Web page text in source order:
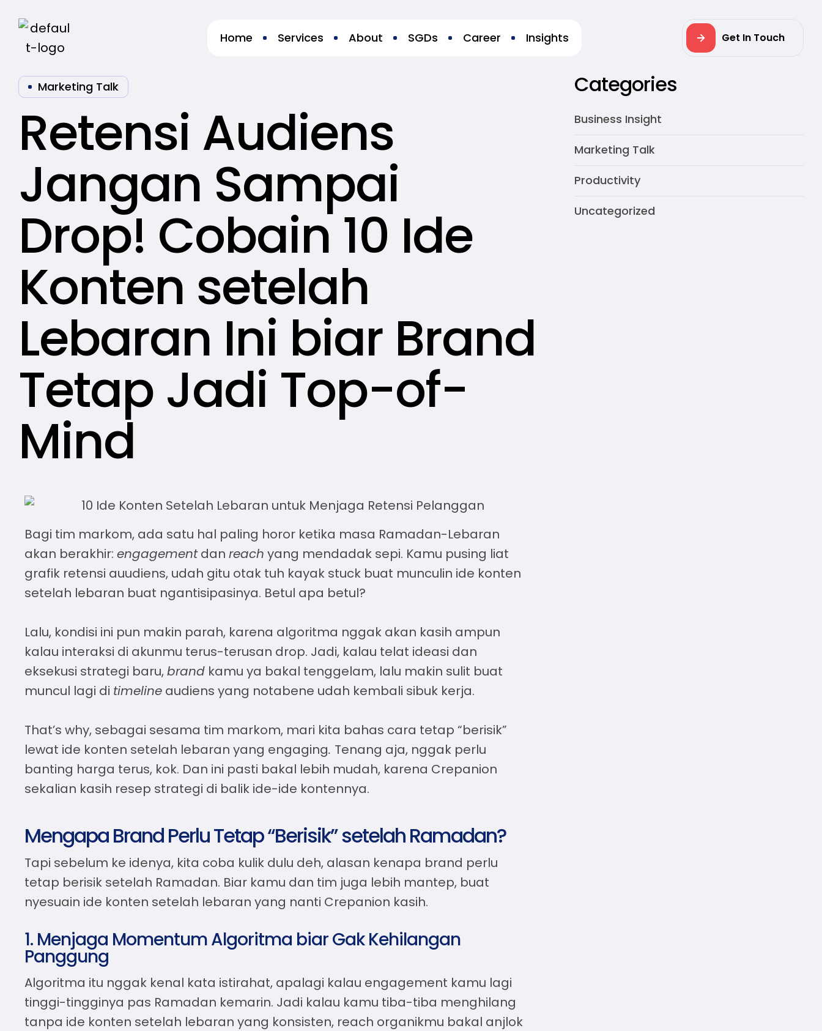
Home Services About SGDs Career Insights Get In Touch
Marketing Talk
Retensi Audiens
Jangan Sampai
Drop! Cobain 10 Ide
Konten setelah
Lebaran Ini biar Brand
Tetap Jadi Top-of-
Mind
Bagi tim markom, ada satu hal paling horor ketika masa Ramadan-Lebaran
akan berakhir: engagementdan reach yang mendadak sepi. Kamu pusing liat
grafik retensi auudiens, udah gitu otak tuh kayak stuck buat munculin ide konten
setelah lebaran buat ngantisipasinya. Betul apa betul?
Lalu, kondisi ini pun makin parah, karena algoritma nggak akan kasih ampun
kalau interaksi di akunmu terus-terusan drop. Jadi, kalau telat ideasi dan
eksekusi strategi baru,brand kamu ya bakal tenggelam, lalu makin sulit buat
muncul lagi di timeline audiens yang notabene udah kembali sibuk kerja.
That’s why, sebagai sesama tim markom, mari kita bahas cara tetap “berisik”
lewat ide konten setelah lebaran yang engaging. Tenang aja, nggak perlu
banting harga terus, kok. Dan ini pasti bakal lebih mudah, karena Crepanion
sekalian kasih resep strategi di balik ide-ide kontennya.
Mengapa Brand Perlu Tetap “Berisik” setelah Ramadan?
Tapi sebelum ke idenya, kita coba kulik dulu deh, alasan kenapa brand perlu
tetap berisik setelah Ramadan. Biar kamu dan tim juga lebih mantep, buat
nyesuain ide konten setelah lebaran yang nanti Crepanion kasih.
1. Menjaga Momentum Algoritma biar Gak Kehilangan
Panggung
Algoritma itu nggak kenal kata istirahat, apalagi kalau engagement kamu lagi
tinggi-tingginya pas Ramadan kemarin. Jadi kalau kamu tiba-tiba menghilang
tanpa ide konten setelah lebaran yang konsisten, reach organikmu bakal anjlok
Categories
Business Insight
Marketing Talk
Productivity
Uncategorized